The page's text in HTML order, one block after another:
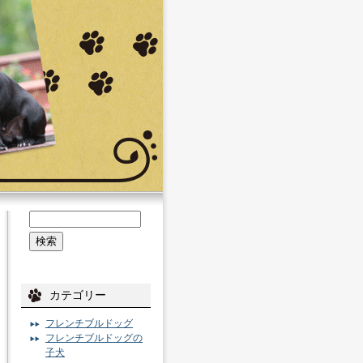
カテゴリー
フレンチブルドッグ
フレンチブルドッグの
子犬